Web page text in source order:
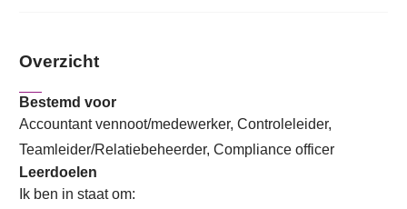
Overzicht
Bestemd voor
Accountant vennoot/medewerker, Controleleider,
Teamleider/Relatiebeheerder, Compliance officer
Leerdoelen
Ik ben in staat om: